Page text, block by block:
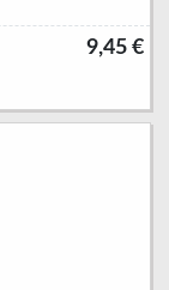
9,45 €